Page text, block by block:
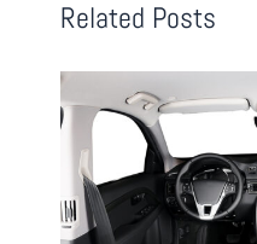
Related Posts